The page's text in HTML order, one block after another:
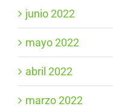
junio 2022
mayo 2022
abril 2022
marzo 2022